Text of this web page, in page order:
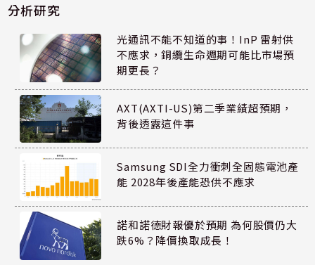
分析研究
光通訊不能不知道的事！InP 雷射供
不應求，銅纜生命週期可能比市場預
期更長？
AXT(AXTI-US)第二季業績超預期，
背後透露這件事
Samsung SDI全力衝刺全固態電池產
能 2028年後產能恐供不應求
諾和諾德財報優於預期 為何股價仍大
跌6%？降價換取成長！